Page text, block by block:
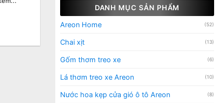
DANH MỤC SẢN PHẨM
Areon Home (52)
Chai xịt (13)
Gốm thơm treo xe (6)
Lá thơm treo xe Areon (10)
Nước hoa kẹp cửa gió ô tô Areon (8)